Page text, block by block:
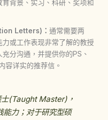
背景、实习、科研、奖项和
Letters)： 通常需要两
或工作表现非常了解的教授
分沟通，并提供你的PS、
容详实的推荐信。
士(Taught Master)，
能力；对于研究型硕